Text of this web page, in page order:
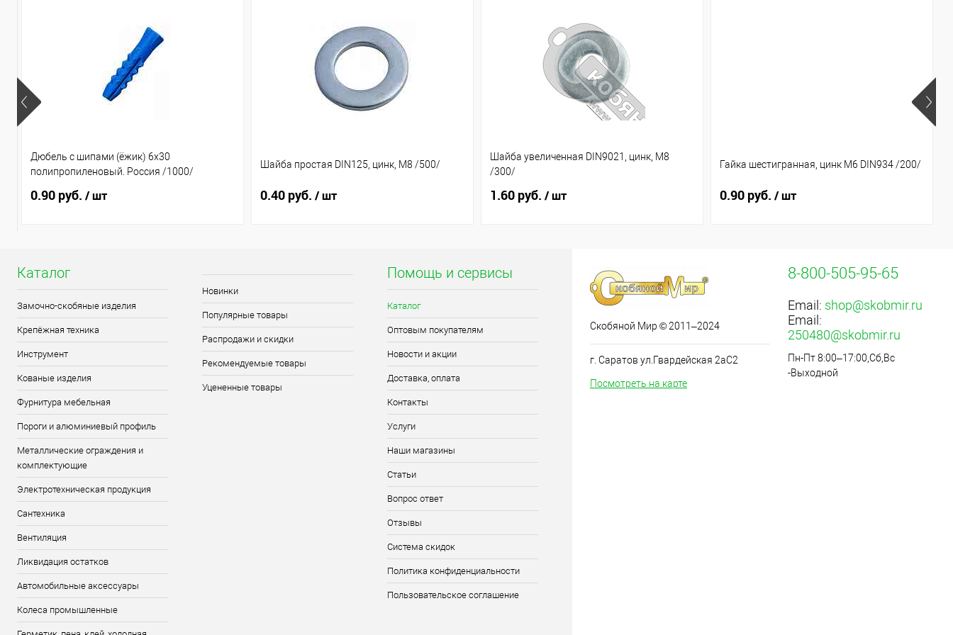
Дюбель с шипами (ёжик) 6х30
полипропиленовый. Россия /1000/
0.90 руб. / шт
Шайба простая DIN125, цинк, М8 /500/
0.40 руб. / шт
Шайба увеличенная DIN9021, цинк, М8
/300/
1.60 руб. / шт
Гайка шестигранная, цинк М6 DIN934 /200/
0.90 руб. / шт
Каталог
Замочно-скобяные изделия
Крепёжная техника
Инструмент
Кованые изделия
Фурнитура мебельная
Пороги и алюминиевый профиль
Металлические ограждения и
комплектующие
Электротехническая продукция
Сантехника
Вентиляция
Ликвидация остатков
Автомобильные аксессуары
Колеса промышленные
Новинки
Популярные товары
Распродажи и скидки
Рекомендуемые товары
Уцененные товары
Помощь и сервисы
Каталог
Оптовым покупателям
Новости и акции
Доставка, оплата
Контакты
Услуги
Наши магазины
Статьи
Вопрос ответ
Отзывы
Система скидок
Политика конфиденциальности
Пользовательское соглашение
Скобяной Мир © 2011–2024
г. Саратов ул.Гвардейская 2аС2
Посмотреть на карте
8-800-505-95-65
Email: shop@skobmir.ru
Email:
250480@skobmir.ru
Пн-Пт 8:00–17:00,Сб,Вс
-Выходной